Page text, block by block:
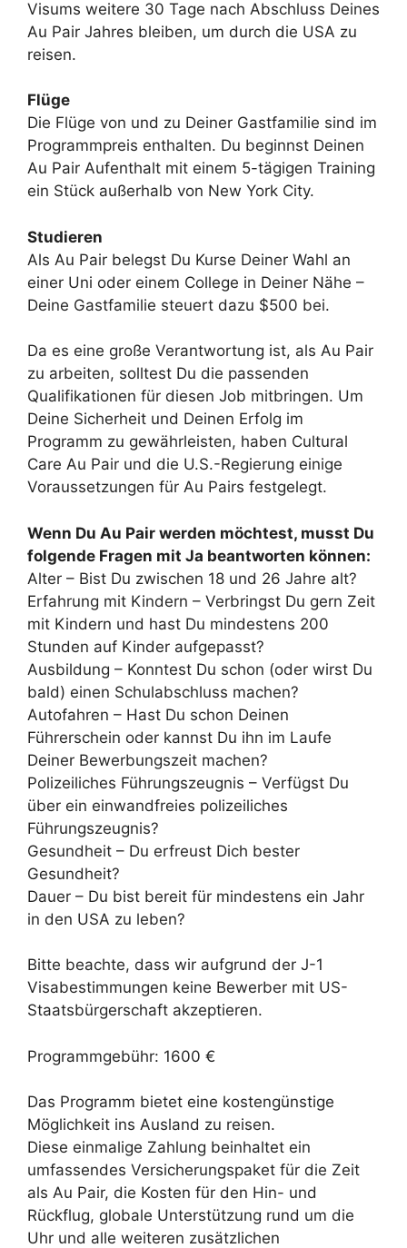
Visums weitere 30 Tage nach Abschluss Deines
Au Pair Jahres bleiben, um durch die USA zu
reisen.
Flüge
Die Flüge von und zu Deiner Gastfamilie sind im
Programmpreis enthalten. Du beginnst Deinen
Au Pair Aufenthalt mit einem 5-tägigen Training
ein Stück außerhalb von New York City.
Studieren
Als Au Pair belegst Du Kurse Deiner Wahl an
einer Uni oder einem College in Deiner Nähe –
Deine Gastfamilie steuert dazu $500 bei.
Da es eine große Verantwortung ist, als Au Pair
zu arbeiten, solltest Du die passenden
Qualifikationen für diesen Job mitbringen. Um
Deine Sicherheit und Deinen Erfolg im
Programm zu gewährleisten, haben Cultural
Care Au Pair und die U.S.-Regierung einige
Voraussetzungen für Au Pairs festgelegt.
Wenn Du Au Pair werden möchtest, musst Du
folgende Fragen mit Ja beantworten können:
Alter – Bist Du zwischen 18 und 26 Jahre alt?
Erfahrung mit Kindern – Verbringst Du gern Zeit
mit Kindern und hast Du mindestens 200
Stunden auf Kinder aufgepasst?
Ausbildung – Konntest Du schon (oder wirst Du
bald) einen Schulabschluss machen?
Autofahren – Hast Du schon Deinen
Führerschein oder kannst Du ihn im Laufe
Deiner Bewerbungszeit machen?
Polizeiliches Führungszeugnis – Verfügst Du
über ein einwandfreies polizeiliches
Führungszeugnis?
Gesundheit – Du erfreust Dich bester
Gesundheit?
Dauer – Du bist bereit für mindestens ein Jahr
in den USA zu leben?
Bitte beachte, dass wir aufgrund der J-1
Visabestimmungen keine Bewerber mit US-
Staatsbürgerschaft akzeptieren.
Programmgebühr: 1600 €
Das Programm bietet eine kostengünstige
Möglichkeit ins Ausland zu reisen.
Diese einmalige Zahlung beinhaltet ein
umfassendes Versicherungspaket für die Zeit
als Au Pair, die Kosten für den Hin- und
Rückflug, globale Unterstützung rund um die
Uhr und alle weiteren zusätzlichen